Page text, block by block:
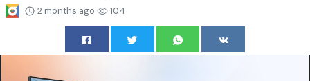
2 months ago 104